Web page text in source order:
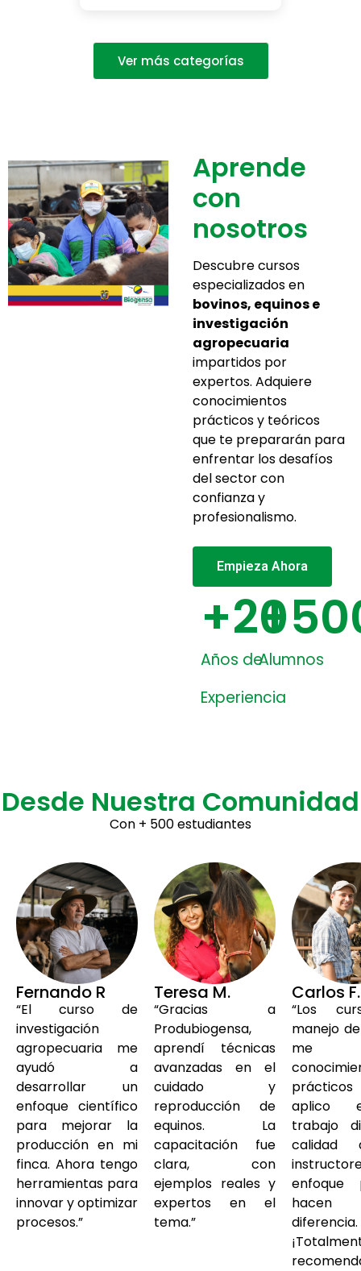
Ver más categorías
Aprende
con
nosotros
Descubre cursos
especializados en
bovinos, equinos e
investigación
agropecuaria
impartidos por
expertos. Adquiere
conocimientos
prácticos y teóricos
que te prepararán para
enfrentar los desafíos
del sector con
confianza y
profesionalismo.
Empieza Ahora
Años de
Experiencia
+20
Alumnos
+
Desde Nuestra Comunidad
Con + 500 estudiantes
Fernando R
“El curso de
investigación
agropecuaria me
ayudó a
desarrollar un
enfoque científico
para mejorar la
producción en mi
finca. Ahora tengo
herramientas para
innovar y optimizar
procesos.”
Teresa M.
“Gracias a
Produbiogensa,
aprendí técnicas
avanzadas en el
cuidado y
reproducción de
equinos. La
capacitación fue
clara, con
ejemplos reales y
expertos en el
tema.”
Carlos F.
“Los
manejo
me
aplico
trabajo
calidad
enfoque
diferencia.